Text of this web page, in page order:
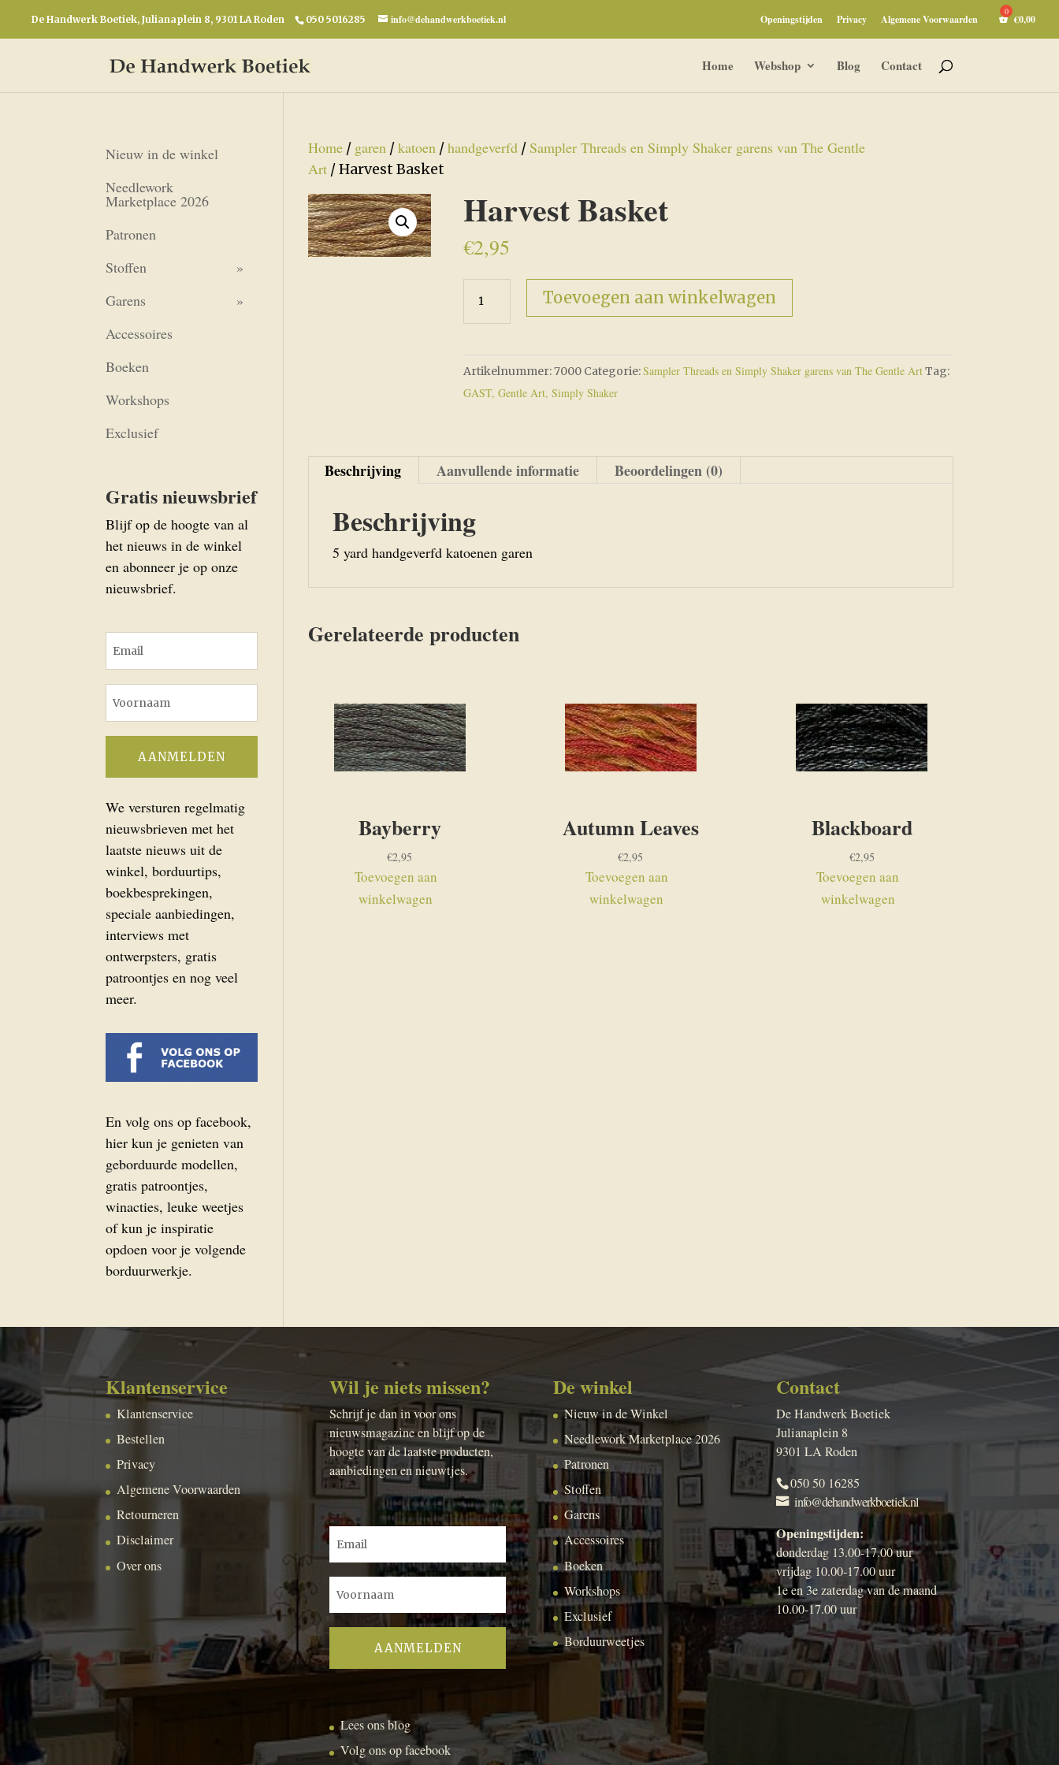
De Handwerk Boetiek, Julianaplein 8, 9301 LA Roden 050 5016285 info@dehandwerkboetiek.nl Openingstijden Privacy Algemene Voorwaarden €0,00
Home Webshop Blog Contact
Home / garen /katoen /handgeverfd / Sampler Threads en Simply Shaker garens van The Gentle
Art / Harvest Basket
Harvest Basket
€2,95
Basket
Toevoegen aan winkelwagen
Artikelnummer:7000 Categorie:Sampler Threads en Simply Shaker garens van The Gentle ArtTag:
GAST, Gentle Art, Simply Shaker
Beschrijving Aanvullende informatie Beoordelingen (0)
Beschrijving
5 yard handgeverfd katoenen garen
Gerelateerde producten
Bayberry
€2,95
Toevoegen aan
winkelwagen
Autumn Leaves
€2,95
Toevoegen aan
winkelwagen
Blackboard
€2,95
Toevoegen aan
winkelwagen
Nieuw in de winkel
Needlework
Marketplace 2026
Patronen
Stoffen
Garens
Accessoires
Boeken
Workshops
Exclusief
Gratis nieuwsbrief
Blijf op de hoogte van al
het nieuws in de winkel
en abonneer je op onze
nieuwsbrief.
We versturen regelmatig
nieuwsbrieven met het
laatste nieuws uit de
winkel, borduurtips,
boekbesprekingen,
speciale aanbiedingen,
interviews met
ontwerpsters, gratis
patroontjes en nog veel
meer.
En volg ons op facebook,
hier kun je genieten van
geborduurde modellen,
gratis patroontjes,
winacties, leuke weetjes
of kun je inspiratie
opdoen voor je volgende
borduurwerkje.
Klantenservice
Klantenservice
Bestellen
Privacy
Algemene Voorwaarden
Retourneren
Disclaimer
Over ons
Wil je niets missen?
Schrijf je dan in voor ons
nieuwsmagazine en blijf op de
hoogte van de laatste producten,
aanbiedingen en nieuwtjes.
Lees ons blog
Volg ons op facebook
De winkel
Nieuw in de Winkel
Needlework Marketplace 2026
Patronen
Stoffen
Garens
Accessoires
Boeken
Workshops
Exclusief
Borduurweetjes
Contact
De Handwerk Boetiek
Julianaplein 8
9301 LA Roden
050 50 16285
info@dehandwerkboetiek.nl
Openingstijden:
donderdag 13.00-17.00 uur
vrijdag 10.00-17.00 uur
1e en 3e zaterdag van de maand
10.00-17.00 uur